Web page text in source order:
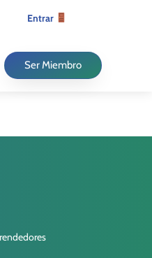
Entrar
Ser Miembro